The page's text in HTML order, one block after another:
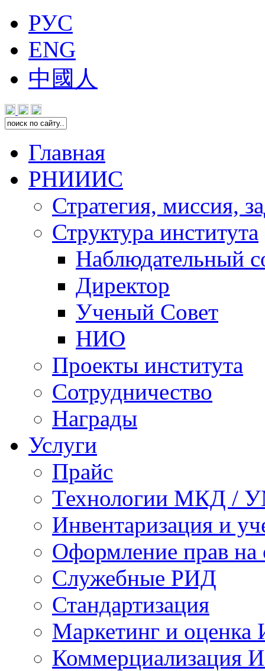
РУС
ENG
中國人
Главная
РНИИИС
Стратегия, миссия,
Структура института
Наблюдательный
Директор
Ученый Совет
НИО
Проекты института
Сотрудничество
Награды
Услуги
Прайс
Технологии МКД /
Инвентаризация и
Оформление прав
Служебные РИД
Стандартизация
Маркетинг и оценка
Коммерциализация